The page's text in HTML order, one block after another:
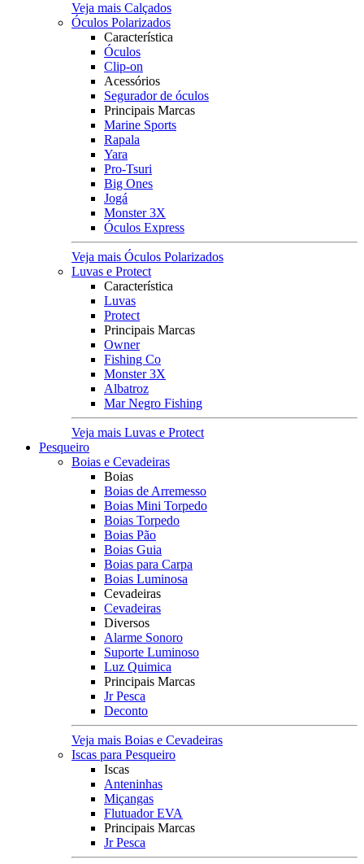
Veja mais Calçados
Óculos Polarizados
Característica
Óculos
Clip-on
Acessórios
Segurador de óculos
Principais Marcas
Marine Sports
Rapala
Yara
Pro-Tsuri
Big Ones
Jogá
Monster 3X
Óculos Express
Veja mais Óculos Polarizados
Luvas e Protect
Característica
Luvas
Protect
Principais Marcas
Owner
Fishing Co
Monster 3X
Albatroz
Mar Negro Fishing
Veja mais Luvas e Protect
Pesqueiro
Boias e Cevadeiras
Boias
Boias de Arremesso
Boias Mini Torpedo
Boias Torpedo
Boias Pão
Boias Guia
Boias para Carpa
Boias Luminosa
Cevadeiras
Cevadeiras
Diversos
Alarme Sonoro
Suporte Luminoso
Luz Quimica
Principais Marcas
Jr Pesca
Deconto
Veja mais Boias e Cevadeiras
Iscas para Pesqueiro
Iscas
Anteninhas
Miçangas
Flutuador EVA
Principais Marcas
Jr Pesca